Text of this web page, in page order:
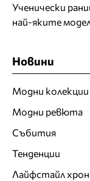
Ученически
най-яките
Новини
Модни колекции
Модни ревюта
Събития
Тенденции
Лайфстайл